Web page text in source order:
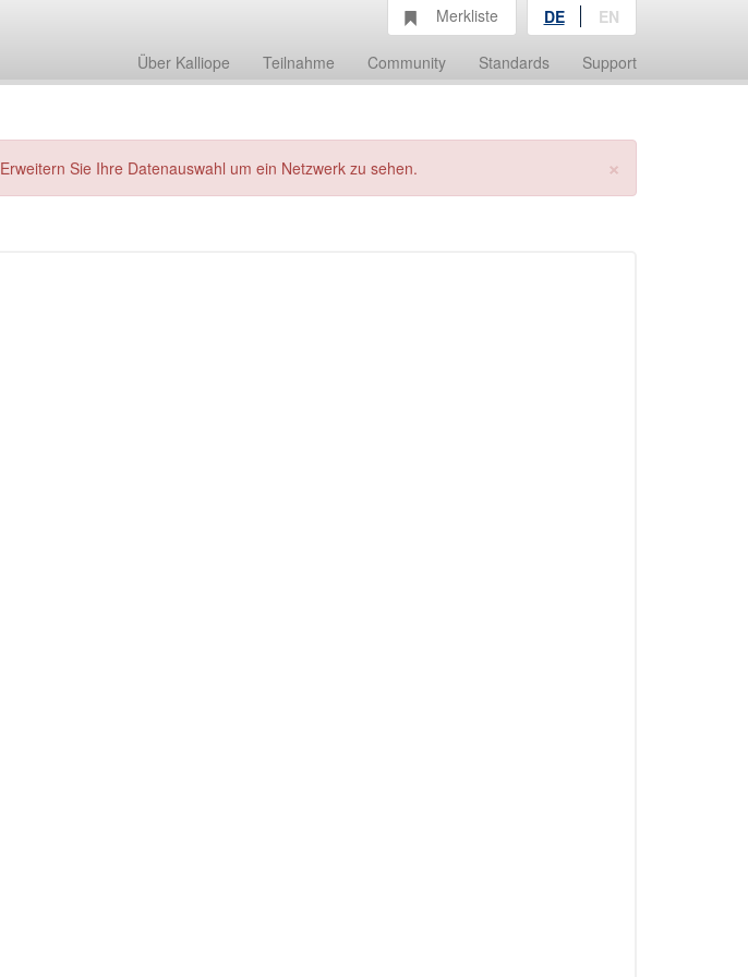
Über Kalliope Teilnahme Community Standards Support
Merkliste DE EN
×
Erweitern Sie Ihre Datenauswahl um ein Netzwerk zu sehen.